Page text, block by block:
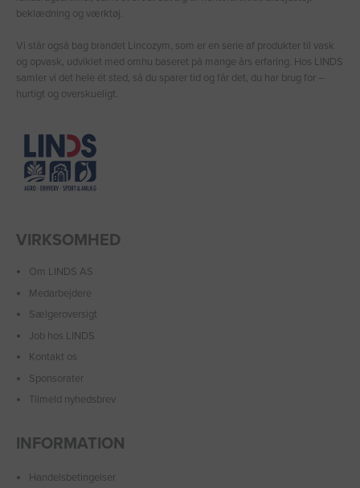
beklædning og værktøj.
Vi står også bag brandet Lincozym, som er en serie af produkter til vask
og opvask, udviklet med omhu baseret på mange års erfaring. Hos LINDS
samler vi det hele ét sted, så du sparer tid og får det, du har brug for –
hurtigt og overskueligt.
VIRKSOMHED
Om LINDS AS
Medarbejdere
Sælgeroversigt
Job hos LINDS
Kontakt os
Sponsorater
Tilmeld nyhedsbrev
INFORMATION
Handelsbetingelser